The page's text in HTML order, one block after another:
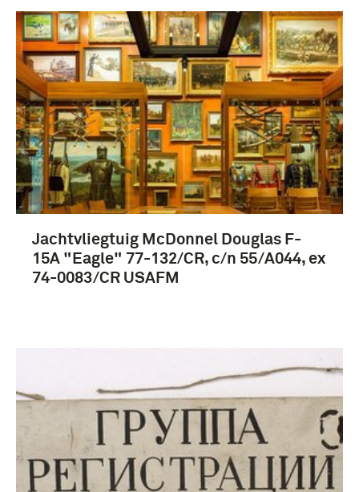
Fotografisch materiaal (761)
Fotografisch materiaal, Collectie Dik Top (450)
Schilderijen (56)
vliegtuigen (51)
Meer
Interbellum (1918-1939) (3)
Luchtvaartafdeling (LVA) (1913-1939) (702)
Jachtvliegtuig McDonnel Douglas F-
15A "Eagle" 77-132/CR, c/n 55/A044, ex
74-0083/CR USAFM